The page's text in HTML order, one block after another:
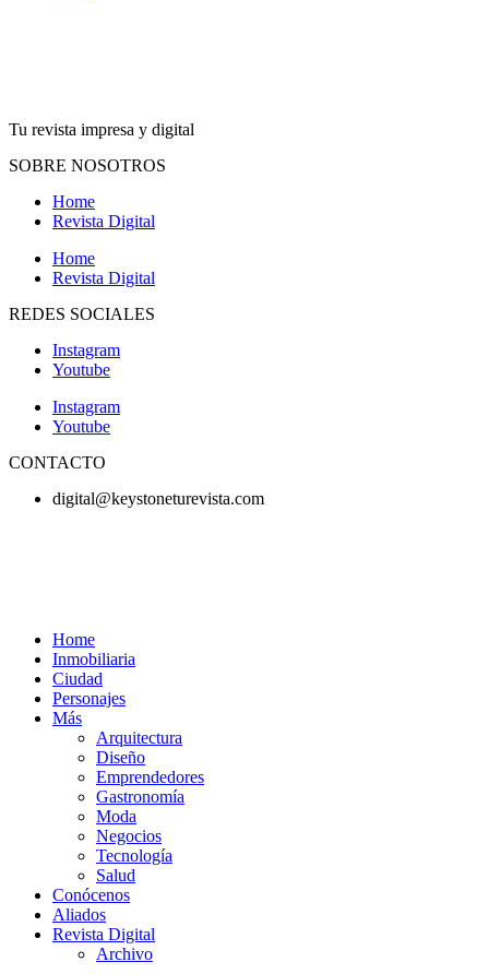
Tu revista impresa y digital
SOBRE NOSOTROS
Home
Revista Digital
Home
Revista Digital
REDES SOCIALES
Instagram
Youtube
Instagram
Youtube
CONTACTO
digital@keystoneturevista.com
Home
Inmobiliaria
Ciudad
Personajes
Más
Arquitectura
Diseño
Emprendedores
Gastronomía
Moda
Negocios
Tecnología
Salud
Conócenos
Aliados
Revista Digital
Archivo